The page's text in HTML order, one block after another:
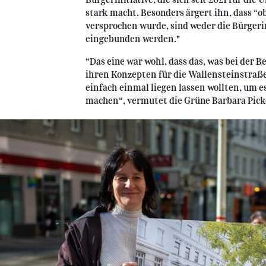
stark macht. Besonders ärgert ihn, dass
versprochen wurde, sind weder die
eingebunden werden."
“Das eine war wohl, dass das, was bei der
ihren Konzepten für die Wallensteinstraße
einfach einmal liegen lassen wollten, um
machen“, vermutet die Grüne Barbara